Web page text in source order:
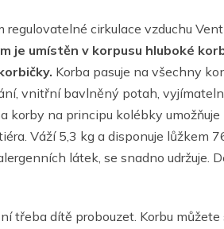
cirkulace vzduchu
je umístěn v korpusu hluboké
Korba pasuje na všechny
vnitřní bavlněný potah,
korby na principu kolébky umožňuje
Váží 5,3 kg a disponuje lůžkem
látek, se snadno udržuje.
třeba dítě probouzet. Korbu